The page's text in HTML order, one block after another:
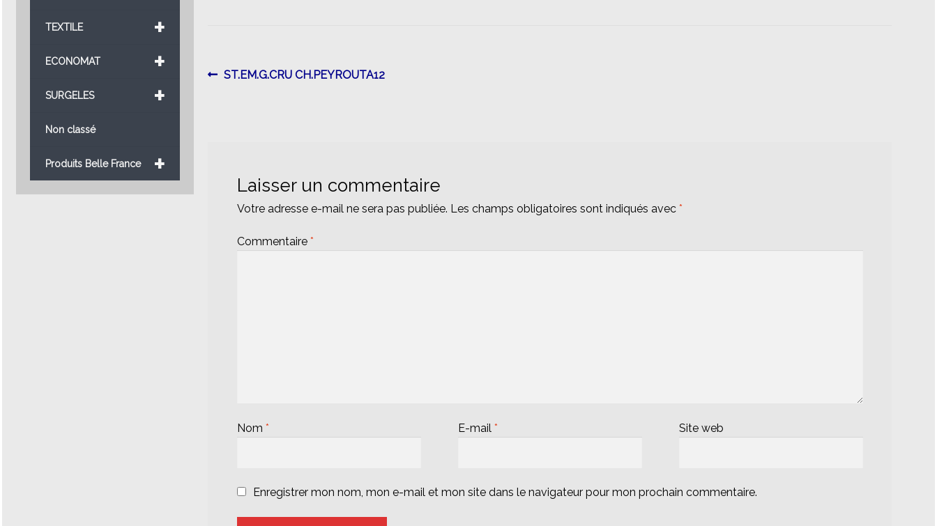
Navigation
Article
ST.EM.G.CRU CH.PEYROUTA12
Laisser un commentaire
Votre adresse e-mail ne sera pas publiée. Les champs obligatoires sont indiqués avec *
Commentaire *
Nom * E-mail * Site web
Enregistrer mon nom, mon e-mail et mon site dans le navigateur pour mon prochain commentaire.
+
TEXTILE
+
ECONOMAT
+
SURGELES
Non classé
+
Produits Belle France